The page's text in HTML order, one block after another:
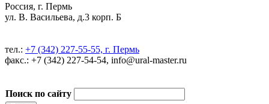
Россия, г. Пермь
ул. В. Васильева, д.3 корп. Б
тел.: +7 (342) 227-55-55, г. Пермь
факс.: +7 (342) 227-54-54, info@ural-master.ru
Поиск по сайту